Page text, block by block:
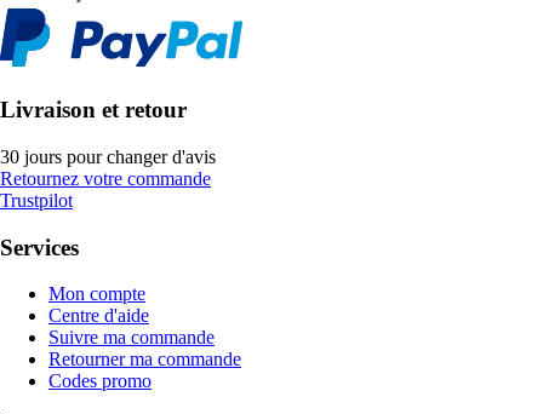
Livraison et retour
30 jours pour changer d'avis
Retournez votre commande
Trustpilot
Services
Mon compte
Centre d'aide
Suivre ma commande
Retourner ma commande
Codes promo